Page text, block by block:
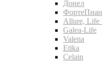
Донел
Allure, Life
Galea-Life
Valena
Etika
Celain